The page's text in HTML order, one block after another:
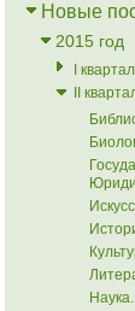
Новые
2015 год
I квартал
II